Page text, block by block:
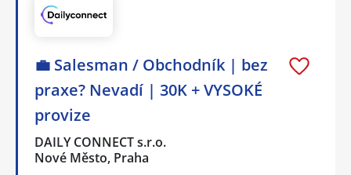
💼 Salesman / Obchodník | bez
praxe? Nevadí | 30K + VYSOKÉ
provize
DAILY CONNECT s.r.o.
Nové Město, Praha